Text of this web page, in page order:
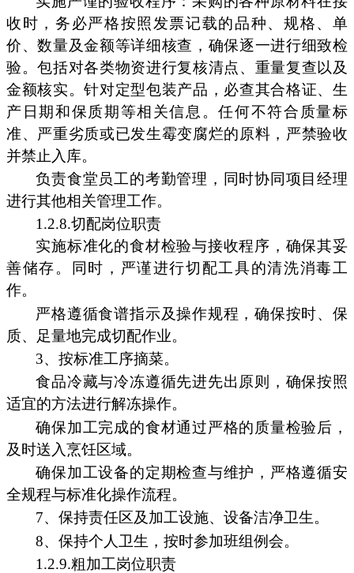
收时，务必严格按照发票记载的品种、规格、单
价、数量及金额等详细核查，确保逐一进行细致检
验。包括对各类物资进行复核清点、重量复查以及
金额核实。针对定型包装产品，必查其合格证、生
产日期和保质期等相关信息。任何不符合质量标
准、严重劣质或已发生霉变腐烂的原料，严禁验收
并禁止入库。
负责食堂员工的考勤管理，同时协同项目经理
进行其他相关管理工作。
1.2.8.切配岗位职责
实施标准化的食材检验与接收程序，确保其妥
善储存。同时，严谨进行切配工具的清洗消毒工
作。
严格遵循食谱指示及操作规程，确保按时、保
质、足量地完成切配作业。
3、按标准工序摘菜。
食品冷藏与冷冻遵循先进先出原则，确保按照
适宜的方法进行解冻操作。
确保加工完成的食材通过严格的质量检验后，
及时送入烹饪区域。
确保加工设备的定期检查与维护，严格遵循安
全规程与标准化操作流程。
7、保持责任区及加工设施、设备洁净卫生。
8、保持个人卫生，按时参加班组例会。
1.2.9.粗加工岗位职责